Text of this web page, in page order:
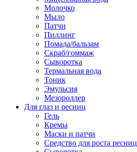
Молочко
Мыло
Патчи
Пиллинг
Помада/бальзам
Скраб/гоммаж
Сыворотка
Термальная вода
Тоник
Эмульсия
Мезороллер
Для глаз и ресниц
Гель
Кремы
Маски и патчи
Средство для роста ресниц